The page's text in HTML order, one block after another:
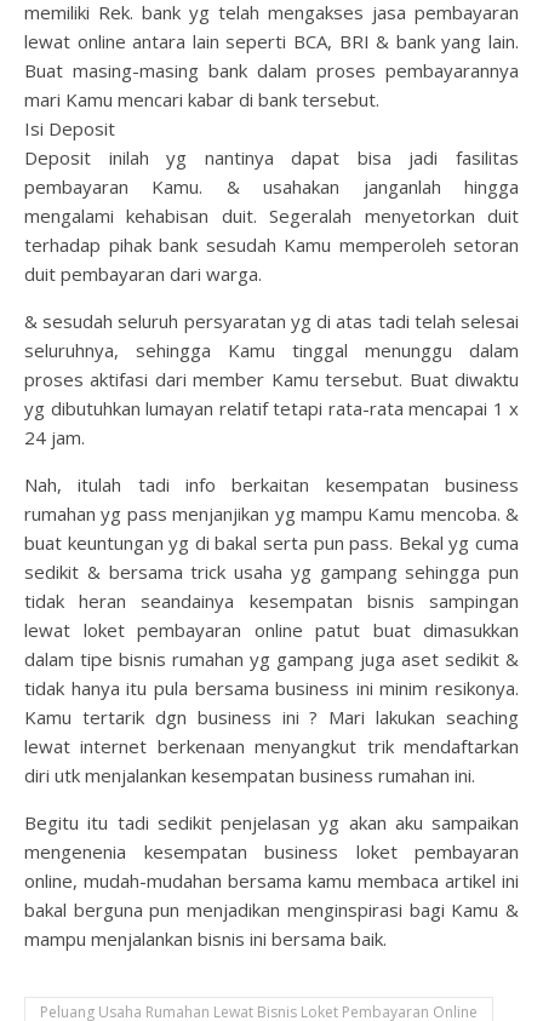
memiliki Rek. bank yg telah mengakses jasa pembayaran
lewat online antara lain seperti BCA, BRI & bank yang lain.
Buat masing-masing bank dalam proses pembayarannya
mari Kamu mencari kabar di bank tersebut.
Isi Deposit
Deposit inilah yg nantinya dapat bisa jadi fasilitas
pembayaran Kamu. & usahakan janganlah hingga
mengalami kehabisan duit. Segeralah menyetorkan duit
terhadap pihak bank sesudah Kamu memperoleh setoran
duit pembayaran dari warga.
& sesudah seluruh persyaratan yg di atas tadi telah selesai
seluruhnya, sehingga Kamu tinggal menunggu dalam
proses aktifasi dari member Kamu tersebut. Buat diwaktu
yg dibutuhkan lumayan relatif tetapi rata-rata mencapai 1 x
24 jam.
Nah, itulah tadi info berkaitan kesempatan business
rumahan yg pass menjanjikan yg mampu Kamu mencoba. &
buat keuntungan yg di bakal serta pun pass. Bekal yg cuma
sedikit & bersama trick usaha yg gampang sehingga pun
tidak heran seandainya kesempatan bisnis sampingan
lewat loket pembayaran online patut buat dimasukkan
dalam tipe bisnis rumahan yg gampang juga aset sedikit &
tidak hanya itu pula bersama business ini minim resikonya.
Kamu tertarik dgn business ini ? Mari lakukan seaching
lewat internet berkenaan menyangkut trik mendaftarkan
diri utk menjalankan kesempatan business rumahan ini.
Begitu itu tadi sedikit penjelasan yg akan aku sampaikan
mengenenia kesempatan business loket pembayaran
online, mudah-mudahan bersama kamu membaca artikel ini
bakal berguna pun menjadikan menginspirasi bagi Kamu &
mampu menjalankan bisnis ini bersama baik.
Peluang Usaha Rumahan Lewat Bisnis Loket Pembayaran Online